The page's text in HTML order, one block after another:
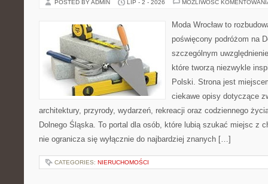
POSTED BY ADMIN LIP - 2 - 2026 MOŻLIWOŚĆ
Moda Wrocław to
poświęcony podróżom na
szczególnym
które tworzą niezwykle
Polski. Strona jest
ciekawe opisy dotyczące
architektury, przyrody, wydarzeń, rekreacji oraz codziennego
Dolnego Śląska. To portal dla osób, które lubią szukać miejsc z
nie ogranicza się wyłącznie do najbardziej znanych […]
CATEGORIES: NIERUCHOMOŚCI